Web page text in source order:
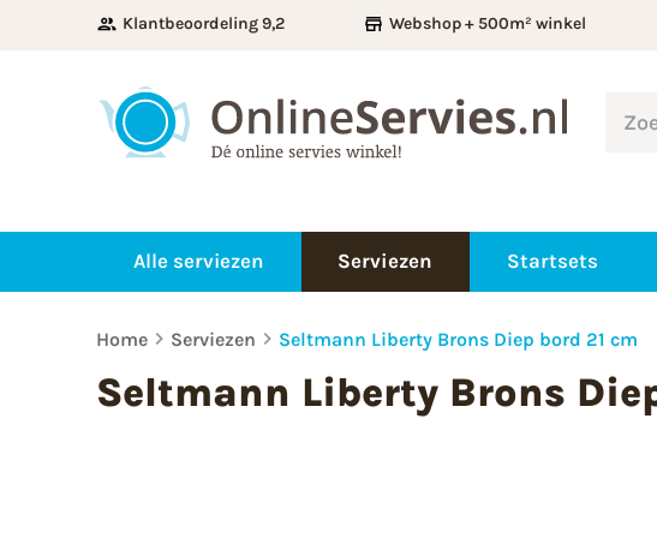
Klantbeoordeling 9,2 Webshop + 500m² winkel
Alle serviezen Serviezen Startsets
Home Serviezen Seltmann Liberty Brons Diep bord 21 cm
Seltmann Liberty Brons